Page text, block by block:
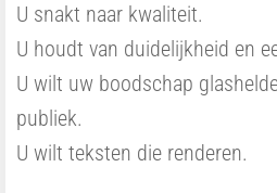
U snakt naar kwaliteit.
U houdt van duidelijkheid en
U wilt uw boodschap
publiek.
U wilt teksten die renderen.